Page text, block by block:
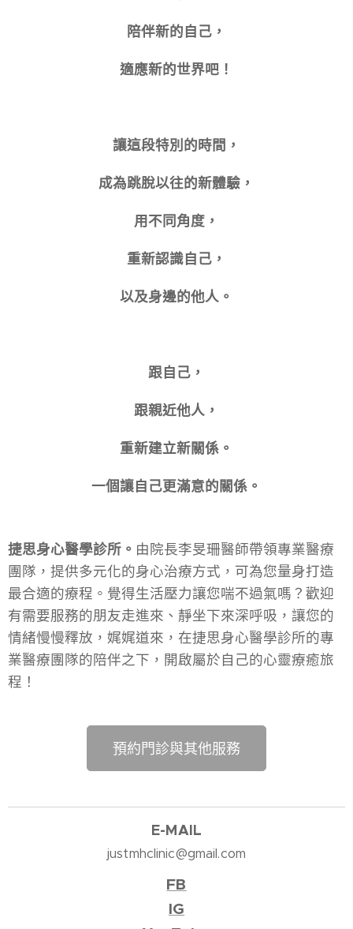
陪伴新的自己，
適應新的世界吧！
讓這段特別的時間，
成為跳脫以往的新體驗，
用不同角度，
重新認識自己，
以及身邊的他人。
跟自己，
跟親近他人，
重新建立新關係。
一個讓自己更滿意的關係。
捷思身心醫學診所。 由院長李旻珊醫師帶領專業醫療
團隊，提供多元化的身心治療方式，可為您量身打造
最合適的療程。覺得生活壓力讓您喘不過氣嗎？歡迎
有需要服務的朋友走進來、靜坐下來深呼吸，讓您的
情緒慢慢釋放，娓娓道來，在捷思身心醫學診所的專
業醫療團隊的陪伴之下，開啟屬於自己的心靈療癒旅
程！
預約門診與其他服務
E-MAIL
justmhclinic@gmail.com
FB
IG